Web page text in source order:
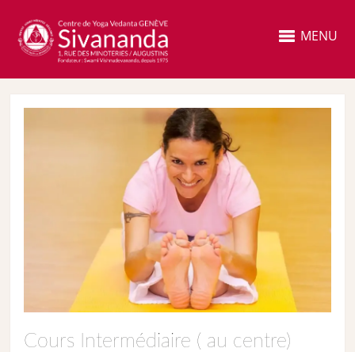
MENU
Cours Intermédiaire ( au centre)